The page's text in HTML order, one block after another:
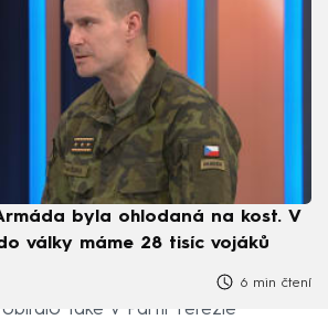
byla ohlodaná na kost. V
války máme 28 tisíc vojáků
6 min čtení
také v Partii Terezie